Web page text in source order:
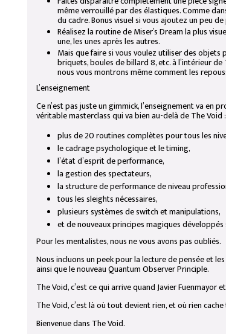
même verrouillé par des élastiques. Comme
du cadre. Bonus visuel si vous ajoutez un peu
Réalisez la routine de Miser’s Dream la plus
une, les unes après les autres.
Mais que faire si vous voulez utiliser des objets
briquets, boules de billard 8, etc. à l’intérieur
nous vous montrons même comment les
L’enseignement
Ce n’est pas juste un gimmick, l’enseignement va en
véritable masterclass qui va bien au-delà de The Void :
plus de 20 routines complètes pour tous les
le cadrage psychologique et le timing,
l’état d’esprit de performance,
la gestion des spectateurs,
la structure de performance de niveau
tous les sleights nécessaires,
plusieurs systèmes de switch et manipulations,
et de nouveaux principes magiques
Pour les mentalistes, nous ne vous avons pas oubliés.
Nous incluons un peek pour la lecture de pensée et
ainsi que le nouveau Quantum Observer Principle.
The Void, c’est ce qui arrive quand Javier
The Void, c’est là où tout devient rien, et où rien
Bienvenue dans The Void.